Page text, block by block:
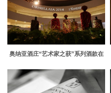
奥纳亚酒庄“艺术家之获”系列酒款在